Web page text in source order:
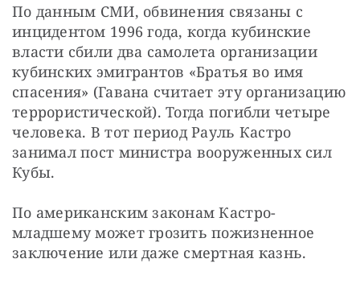
По данным СМИ, обвинения связаны с
инцидентом 1996 года, когда кубинские
власти сбили два самолета организации
кубинских эмигрантов «Братья во имя
спасения» (Гавана считает эту организацию
террористической). Тогда погибли четыре
человека. В тот период Рауль Кастро
занимал пост министра вооруженных сил
Кубы.
По американским законам Кастро-
младшему может грозить пожизненное
заключение или даже смертная казнь.